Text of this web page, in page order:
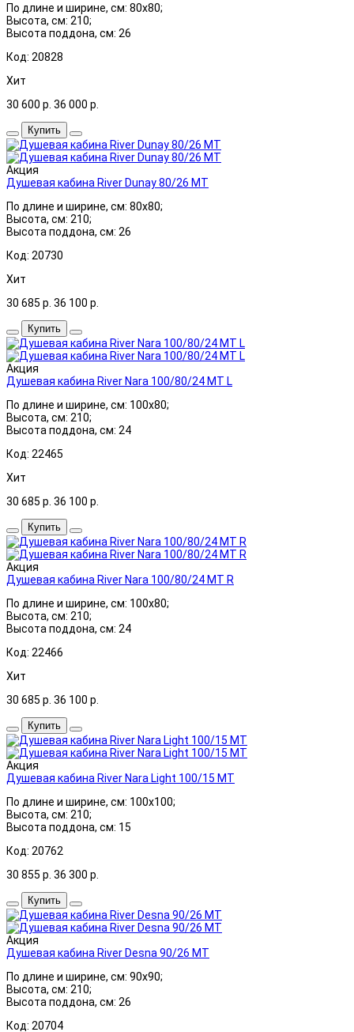
По длине и ширине, см: 80x80;
Высота, см: 210;
Высота поддона, см: 26
Код: 20828
Хит
30 600 р. 36 000 р.
Купить
Акция
Душевая кабина River Dunay 80/26 МТ
По длине и ширине, см: 80x80;
Высота, см: 210;
Высота поддона, см: 26
Код: 20730
Хит
30 685 р. 36 100 р.
Купить
Акция
Душевая кабина River Nara 100/80/24 МТ L
По длине и ширине, см: 100x80;
Высота, см: 210;
Высота поддона, см: 24
Код: 22465
Хит
30 685 р. 36 100 р.
Купить
Акция
Душевая кабина River Nara 100/80/24 МТ R
По длине и ширине, см: 100x80;
Высота, см: 210;
Высота поддона, см: 24
Код: 22466
Хит
30 685 р. 36 100 р.
Купить
Акция
Душевая кабина River Nara Light 100/15 МТ
По длине и ширине, см: 100x100;
Высота, см: 210;
Высота поддона, см: 15
Код: 20762
30 855 р. 36 300 р.
Купить
Акция
Душевая кабина River Desna 90/26 МТ
По длине и ширине, см: 90x90;
Высота, см: 210;
Высота поддона, см: 26
Код: 20704